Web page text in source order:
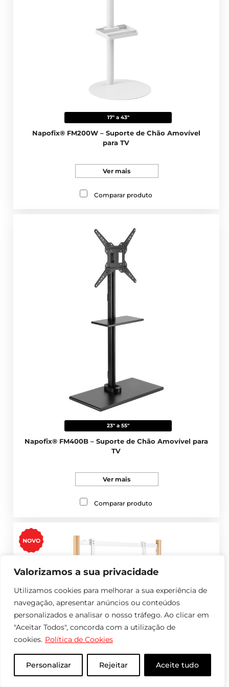
Valorizamos a sua privacidade
Utilizamos cookies para melhorar a sua experiência de
navegação, apresentar anúncios ou conteúdos
personalizados e analisar o nosso tráfego. Ao clicar em
"Aceitar Todos", concorda com a utilização de
cookies. Política de Cookies
Personalizar Rejeitar Aceite tudo
17" a 43"
Napofix® FM200W – Suporte de Chão Amovível
para TV
Ver mais
Comparar produto
23" a 55"
Napofix® FM400B – Suporte de Chão Amovível para
TV
Ver mais
Comparar produto